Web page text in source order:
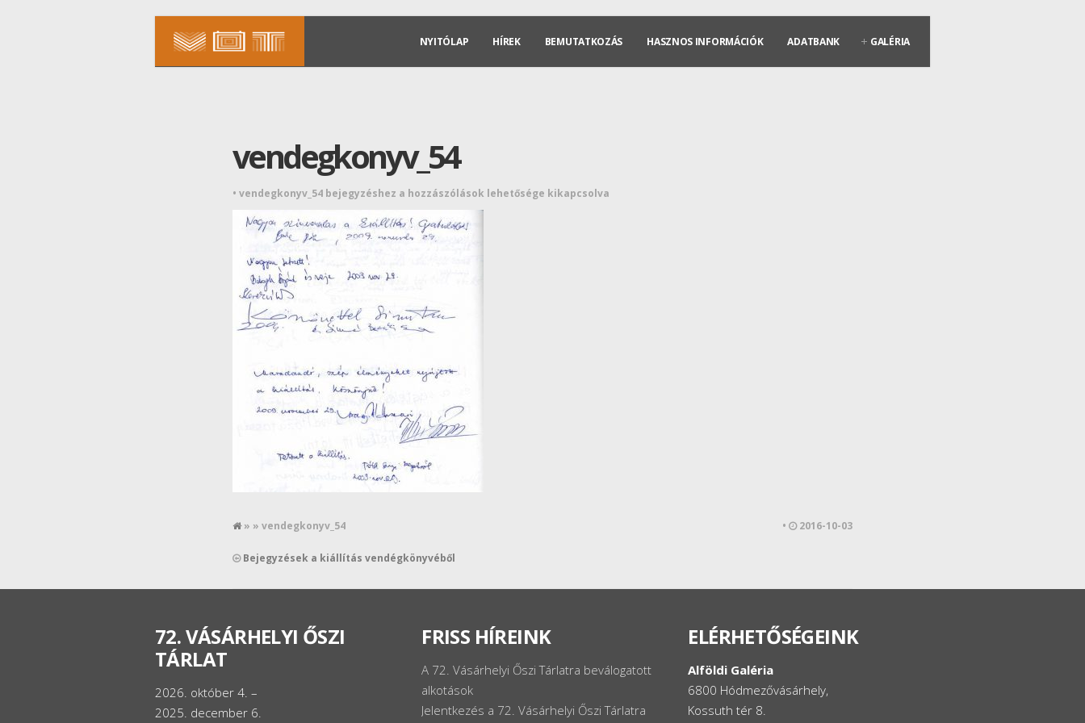
NYITÓLAP HÍREK BEMUTATKOZÁS HASZNOS INFORMÁCIÓK ADATBANK GALÉRIA
vendegkonyv_54
• vendegkonyv_54 bejegyzéshez a hozzászólások lehetősége kikapcsolva
» » vendegkonyv_54 • 2016-10-03
Bejegyzések a kiállítás vendégkönyvéből
72. VÁSÁRHELYI ŐSZI
TÁRLAT
2026. október 4. –
2025. december 6.
FRISS HÍREINK
A 72. Vásárhelyi Őszi Tárlatra beválogatott
alkotások
Jelentkezés a 72. Vásárhelyi Őszi Tárlatra
ELÉRHETŐSÉGEINK
Alföldi Galéria
6800 Hódmezővásárhely,
Kossuth tér 8.